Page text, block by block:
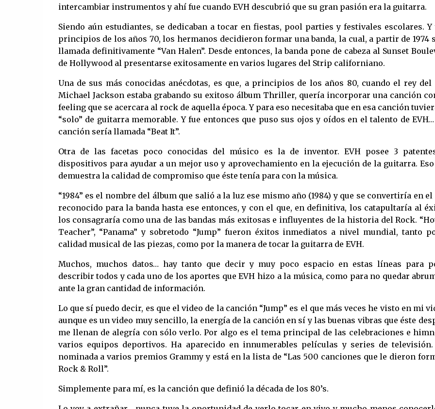
intercambiar instrumentos y ahí fue cuando EVH descubrió que su gran pasión era la guitarra.
Siendo aún estudiantes, se dedicaban a tocar en fiestas, pool parties y festivales escolares. Y
principios de los años 70, los hermanos decidieron formar una banda, la cual, a partir de 1974
llamada definitivamente “Van Halen”. Desde entonces, la banda pone de cabeza al Sunset
de Hollywood al presentarse exitosamente en varios lugares del Strip californiano.
Una de sus más conocidas anécdotas, es que, a principios de los años 80, cuando el rey del
Michael Jackson estaba grabando su exitoso álbum Thriller, quería incorporar una canción
feeling que se acercara al rock de aquella época. Y para eso necesitaba que en esa canción
“solo” de guitarra memorable. Y fue entonces que puso sus ojos y oídos en el talento de
canción sería llamada “Beat It”.
Otra de las facetas poco conocidas del músico es la de inventor. EVH posee 3
dispositivos para ayudar a un mejor uso y aprovechamiento en la ejecución de la guitarra.
demuestra la calidad de compromiso que éste tenía para con la música.
“1984” es el nombre del álbum que salió a la luz ese mismo año (1984) y que se convertiría en el
reconocido para la banda hasta ese entonces, y con el que, en definitiva, los catapultaría al
los consagraría como una de las bandas más exitosas e influyentes de la historia del Rock.
Teacher”, “Panama” y sobretodo “Jump” fueron éxitos inmediatos a nivel mundial, tanto
calidad musical de las piezas, como por la manera de tocar la guitarra de EVH.
Muchos, muchos datos… hay tanto que decir y muy poco espacio en estas líneas para
describir todos y cada uno de los aportes que EVH hizo a la música, como para no quedar
ante la gran cantidad de información.
Lo que sí puedo decir, es que el video de la canción “Jump” es el que más veces he visto en mi
aunque es un video muy sencillo, la energía de la canción en sí y las buenas vibras que éste
me llenan de alegría con sólo verlo. Por algo es el tema principal de las celebraciones e
varios equipos deportivos. Ha aparecido en innumerables películas y series de televisión.
nominada a varios premios Grammy y está en la lista de “Las 500 canciones que le dieron
Rock & Roll”.
Simplemente para mí, es la canción que definió la década de los 80’s.